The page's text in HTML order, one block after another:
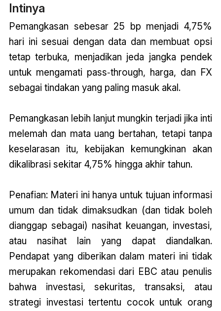
Intinya
Pemangkasan sebesar 25 bp menjadi 4,75%
hari ini sesuai dengan data dan membuat opsi
tetap terbuka, menjadikan jeda jangka pendek
untuk mengamati pass‑through, harga, dan FX
sebagai tindakan yang paling masuk akal.
Pemangkasan lebih lanjut mungkin terjadi jika inti
melemah dan mata uang bertahan, tetapi tanpa
keselarasan itu, kebijakan kemungkinan akan
dikalibrasi sekitar 4,75% hingga akhir tahun.
Penafian: Materi ini hanya untuk tujuan informasi
umum dan tidak dimaksudkan (dan tidak boleh
dianggap sebagai) nasihat keuangan, investasi,
atau nasihat lain yang dapat diandalkan.
Pendapat yang diberikan dalam materi ini tidak
merupakan rekomendasi dari EBC atau penulis
bahwa investasi, sekuritas, transaksi, atau
strategi investasi tertentu cocok untuk orang